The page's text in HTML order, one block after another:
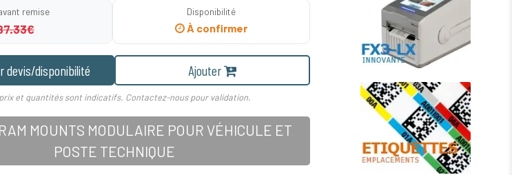
remise Disponibilité
À confirmer
devis/disponibilité Ajouter
et quantités sont indicatifs. Contactez-nous pour validation.
MOUNTS MODULAIRE POUR VÉHICULE ET
POSTE TECHNIQUE